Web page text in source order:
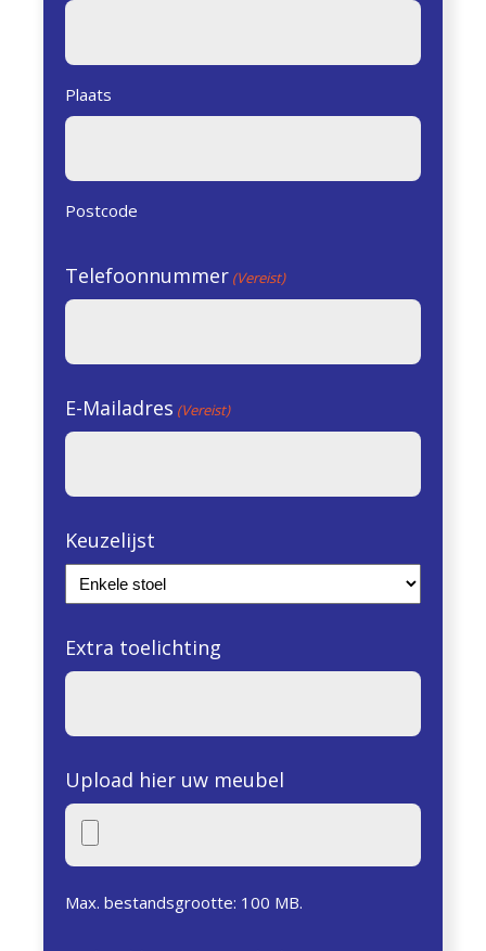
Plaats
Postcode
Telefoonnummer (Vereist)
E-Mailadres (Vereist)
Keuzelijst
Extra toelichting
Upload hier uw meubel
Max. bestandsgrootte: 100 MB.